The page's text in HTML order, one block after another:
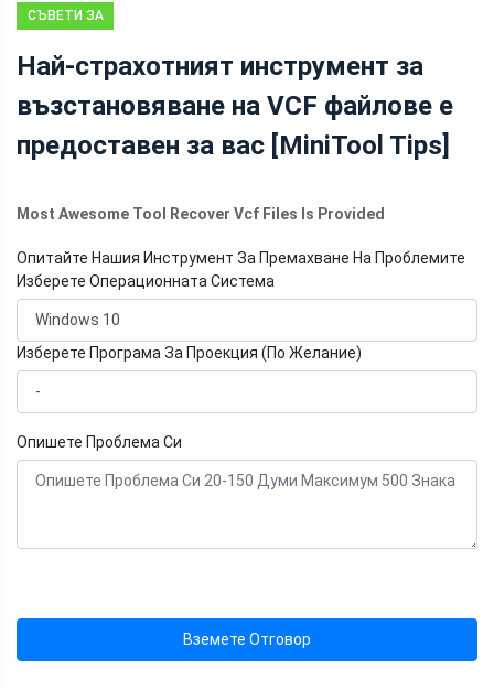
СЪВЕТИ ЗА
НА ДАННИ
Най-страхотният инструмент за
възстановяване на VCF файлове е
предоставен за вас [MiniTool Tips]
Most Awesome Tool Recover Vcf Files Is Provided
Опитайте Нашия Инструмент За Премахване На Проблемите
Изберете Операционната Система
Изберете Програма За Проекция (По Желание)
Опишете Проблема Си
Вземете Отговор